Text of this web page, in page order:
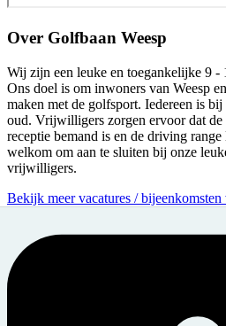
Over Golfbaan Weesp
Wij zijn een leuke en toegankelijke 9 -
Ons doel is om inwoners van Weesp
maken met de golfsport. Iedereen is
oud. Vrijwilligers zorgen ervoor dat
receptie bemand is en de driving
welkom om aan te sluiten bij onze
vrijwilligers.
Bekijk meer vacatures /